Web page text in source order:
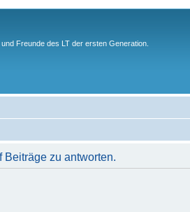
Freunde des LT der ersten Generation.
Beiträge zu antworten.